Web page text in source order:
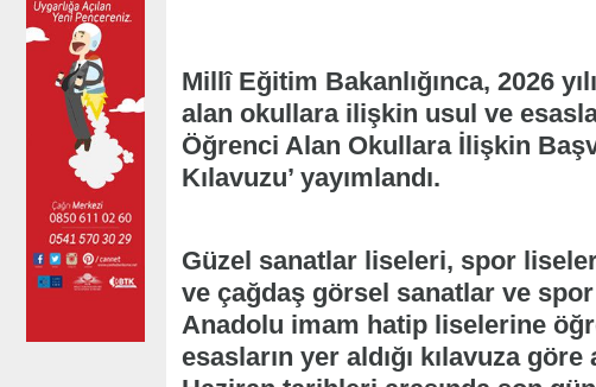
Millî Eğitim Bakanlığınca, 2026
alan okullara ilişkin usul ve
Öğrenci Alan Okullara İlişkin
Kılavuzu’ yayımlandı.
Güzel sanatlar liseleri, spor
ve çağdaş görsel sanatlar ve
Anadolu imam hatip liselerine
esasların yer aldığı kılavuza